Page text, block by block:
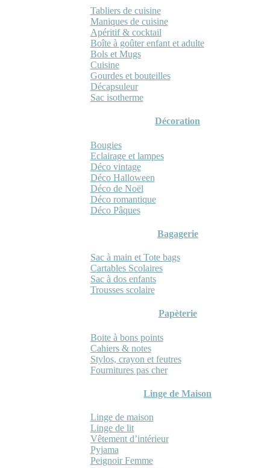
Tabliers de cuisine
Maniques de cuisine
Apéritif & cocktail
Boîte à goûter enfant et adulte
Bols et Mugs
Cuisine
Gourdes et bouteilles
Décapsuleur
Sac isotherme
Décoration
Bougies
Eclairage et lampes
Déco vintage
Déco Halloween
Déco de Noël
Déco romantique
Déco Pâques
Bagagerie
Sac à main et Tote bags
Cartables Scolaires
Sac à dos enfants
Trousses scolaire
Papèterie
Boite à bons points
Cahiers & notes
Stylos, crayon et feutres
Fournitures pas cher
Linge de Maison
Linge de maison
Linge de lit
Vêtement d’intérieur
Pyjama
Peignoir Femme